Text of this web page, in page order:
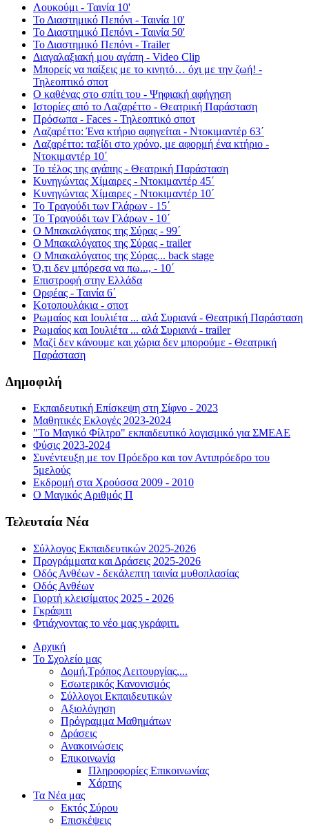
Λουκούμι - Ταινία 10'
Το Διαστημικό Πεπόνι - Ταινία 10'
Το Διαστημικό Πεπόνι - Ταινία 50'
Το Διαστημικό Πεπόνι - Trailer
Διαγαλαξιακή μου αγάπη - Video Clip
Μπορείς να παίξεις με το κινητό… όχι με την ζωή! -
Τηλεοπτικό σποτ
Ο καθένας στο σπίτι του - Ψηφιακή αφήγηση
Ιστορίες από το Λαζαρέττο - Θεατρική Παράσταση
Πρόσωπα - Faces - Τηλεοπτικό σποτ
Λαζαρέττο: Ένα κτήριο αφηγείται - Ντοκιμαντέρ 63΄
Λαζαρέττο: ταξίδι στο χρόνο, με αφορμή ένα κτήριο -
Ντοκιμαντέρ 10΄
Το τέλος της αγάπης - Θεατρική Παράσταση
Κυνηγώντας Χίμαιρες - Ντοκιμαντέρ 45΄
Κυνηγώντας Χίμαιρες - Ντοκιμαντέρ 10΄
Το Τραγούδι των Γλάρων - 15΄
Το Τραγούδι των Γλάρων - 10΄
Ο Μπακαλόγατος της Σύρας - 99΄
Ο Μπακαλόγατος της Σύρας - trailer
Ο Μπακαλόγατος της Σύρας... back stage
Ό,τι δεν μπόρεσα να πω..., - 10΄
Επιστροφή στην Ελλάδα
Ορφέας - Ταινία 6΄
Κοτοπουλάκια - σποτ
Ρωμαίος και Ιουλιέτα ... αλά Συριανά - Θεατρική Παράσταση
Ρωμαίος και Ιουλιέτα ... αλά Συριανά - trailer
Μαζί δεν κάνουμε και χώρια δεν μπορούμε - Θεατρική
Παράσταση
Δημοφιλή
Εκπαιδευτική Επίσκεψη στη Σίφνο - 2023
Μαθητικές Εκλογές 2023-2024
"Το Μαγικό Φίλτρο" εκπαιδευτικό λογισμικό για ΣΜΕΑΕ
Φύσις 2023-2024
Συνέντευξη με τον Πρόεδρο και τον Αντιπρόεδρο του
5μελούς
Εκδρομή στα Χρούσσα 2009 - 2010
Ο Μαγικός Αριθμός Π
Τελευταία Νέα
Σύλλογος Εκπαιδευτικών 2025-2026
Προγράμματα και Δράσεις 2025-2026
Οδός Ανθέων - δεκάλεπτη ταινία μυθοπλασίας
Οδός Ανθέων
Γιορτή κλεισίματος 2025 - 2026
Γκράφιτι
Φτιάχνοντας το νέο μας γκράφιτι.
Αρχική
Το Σχολείο μας
Δομή,Τρόπος Λειτουργίας,...
Εσωτερικός Κανονισμός
Σύλλογοι Εκπαιδευτικών
Αξιολόγηση
Πρόγραμμα Μαθημάτων
Δράσεις
Ανακοινώσεις
Επικοινωνία
Πληροφορίες Επικοινωνίας
Χάρτης
Τα Νέα μας
Εκτός Σύρου
Επισκέψεις